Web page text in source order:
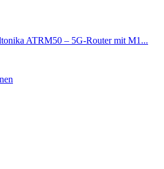
ATRM50 – 5G-Router mit M1...